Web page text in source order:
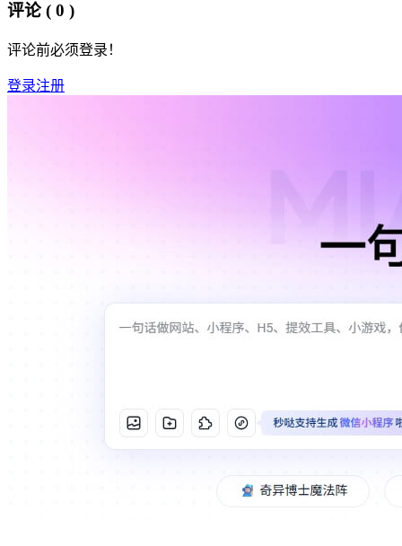
评论 ( 0 )
评论前必须登录！
登录注册